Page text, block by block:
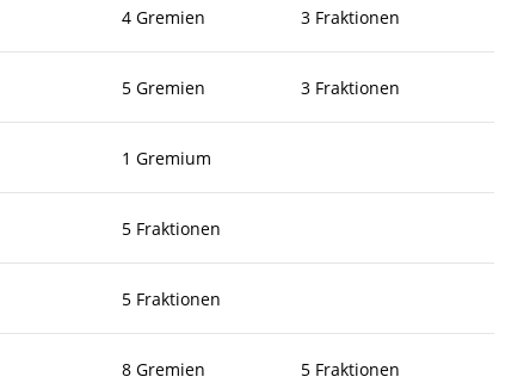
4 Gremien 3 Fraktionen
5 Gremien 3 Fraktionen
1 Gremium
5 Fraktionen
5 Fraktionen
8 Gremien 5 Fraktionen